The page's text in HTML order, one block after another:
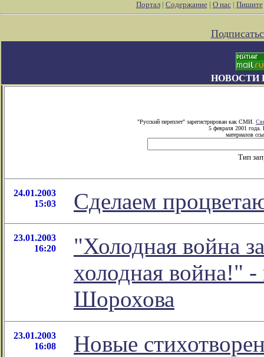
Портал| Содержание| О нас| Пишите
НОВОСТИ
"Русский переплет" зарегистрирован как СМИ.
5 февраля 2001 года.
материалов
Тип
24.01.2003
15:03
Сделаем
23.01.2003
16:20
"Холодная война
холодная война!" -
Шорохова
23.01.2003
16:08
Новые